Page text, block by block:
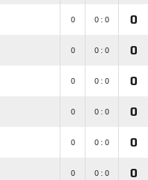
0 0 : 0 0
0 0 : 0 0
0 0 : 0 0
0 0 : 0 0
0 0 : 0 0
0 0 : 0 0